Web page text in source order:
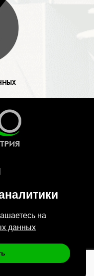
на
данных
д. 47А